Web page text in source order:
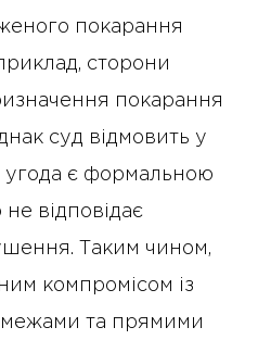
покарання
сторони
покарання
суд відмовить у
угода є формальною
відповідає
Таким чином,
компромісом із
та прямими